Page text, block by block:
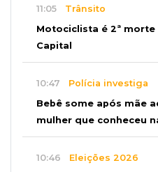
11:05 Trânsito
Motociclista é 2ª
Capital
10:47 Polícia investiga
Bebê some após mãe
mulher que conheceu
10:46 Eleições 2026